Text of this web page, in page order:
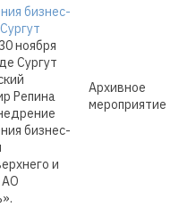
бизнес-
ноября
Сургут
Репина
бизнес-
и
АО
Архивное
мероприятие